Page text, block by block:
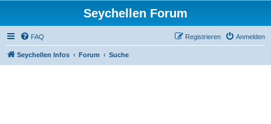
Seychellen Forum
FAQ Anmelden
Registrieren
Seychellen Infos Forum Suche